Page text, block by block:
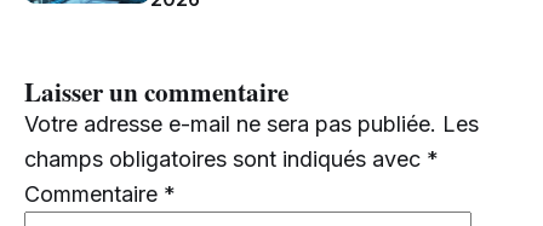
Laisser un commentaire
Votre adresse e-mail ne sera pas publiée. Les
champs obligatoires sont indiqués avec *
Commentaire *